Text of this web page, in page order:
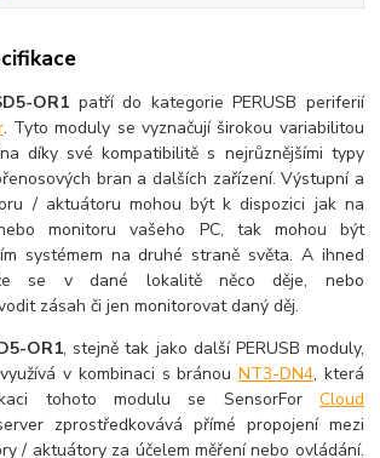
OR1 patří do kategorie PERUSB periferií
. Tyto moduly se vyznačují širokou variabilitou
díky své kompatibilitě s nejrůznějšími typy
bran a dalších zařízení. Výstupní a
/ aktuátoru mohou být k dispozici jak na
monitoru vašeho PC, tak mohou být
systémem na druhé straně světa. A ihned
se v dané lokalitě něco děje, nebo
zásah či jen monitorovat daný děj.
OR1, stejně tak jako další PERUSB moduly,
v kombinaci s bránouNT3-DN4, která
tohoto modulu se SensorFor Cloud
zprostředkovává přímé propojení mezi
/ aktuátory za účelem měření nebo ovládání.